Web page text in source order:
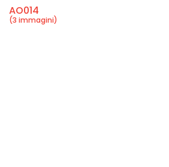
AO014
(3 immagini)